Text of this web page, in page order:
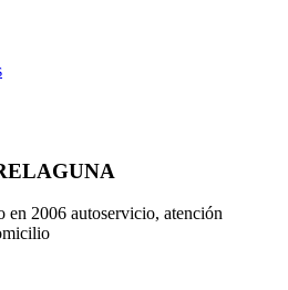
en 2006 autoservicio, atención